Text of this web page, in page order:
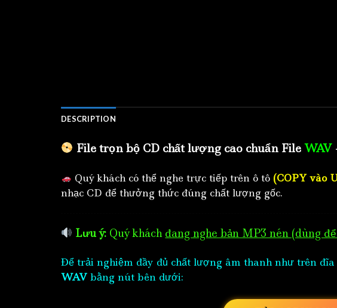
DESCRIPTION
File trọn bộ CD chất lượng cao chuẩn File WAV
Quý khách có thể nghe trực tiếp trên ô tô (COPY vào
nhạc CD để thưởng thức đúng chất lượng gốc.
Lưu ý: Quý khách đang nghe bản MP3 nén (dùng
Để trải nghiệm đầy đủ chất lượng âm thanh như trên đĩa
WAV bằng nút bên dưới: